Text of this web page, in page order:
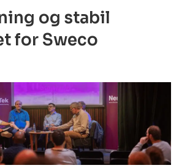
og stabil
for Sweco